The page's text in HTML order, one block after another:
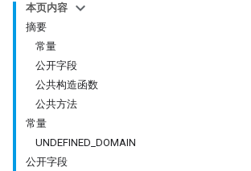
本页内容
摘要
常量
公开字段
公共构造函数
公共方法
常量
UNDEFINED_DOMAIN
公开字段